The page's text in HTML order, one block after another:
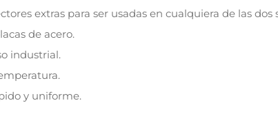
extras para ser usadas en cualquiera de las dos
de acero.
industrial.
y uniforme.